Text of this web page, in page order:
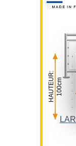
HAUTEUR:100cm